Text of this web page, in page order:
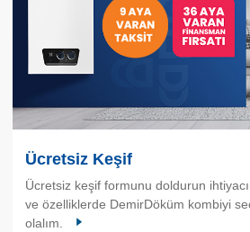
Ücretsiz Keşif
Ücretsiz keşif formunu doldurun
ve özelliklerde DemirDöküm kombiyi
olalım.